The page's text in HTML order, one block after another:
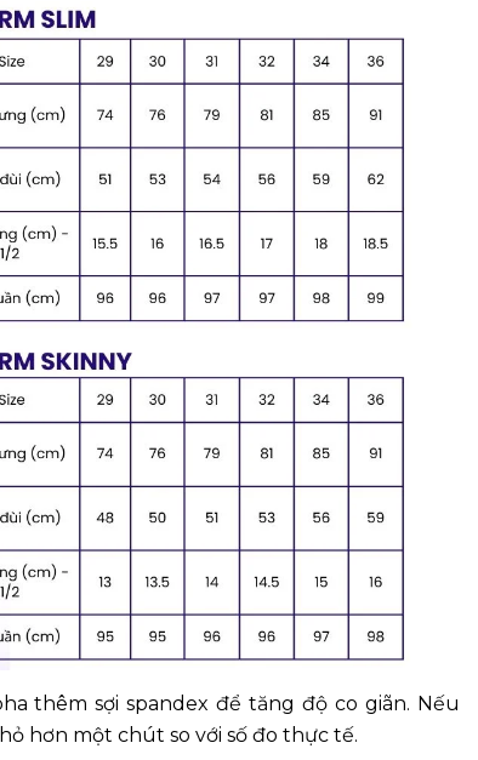
thêm sợi spandex để tăng độ co giãn. Nếu
hơn một chút so với số đo thực tế.